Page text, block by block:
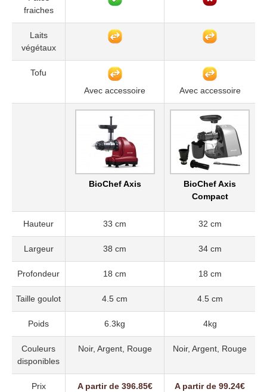
fraiches
Laits
végétaux
Tofu
Avec accessoire
Avec accessoire
BioChef Axis
BioChef Axis
Compact
Hauteur 33 cm 32 cm
Largeur 38 cm 34 cm
Profondeur 18 cm 18 cm
Taille goulot 4.5 cm 4.5 cm
Poids 6.3kg 4kg
Couleurs
disponibles
Noir, Argent, Rouge Noir, Argent, Rouge
Prix
A partir de 396.85€
A partir de 99.24€